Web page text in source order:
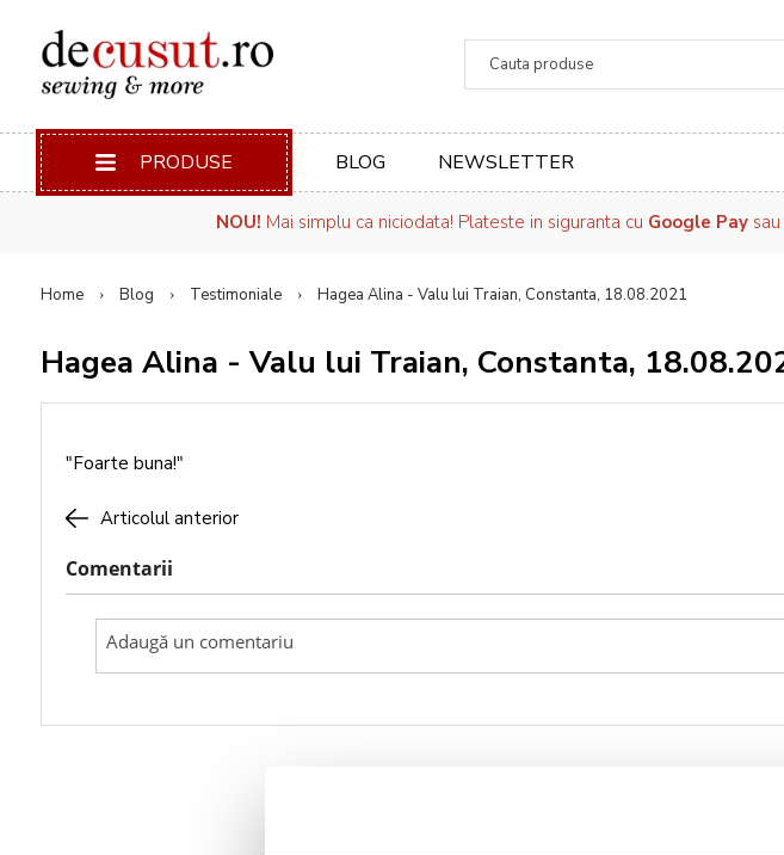
PRODUSE BLOG NEWSLETTER
NOU! Mai simplu ca niciodata! Plateste in siguranta cu Google Paysau
Home Blog Testimoniale Hagea Alina - Valu lui Traian, Constanta, 18.08.2021
Hagea Alina - Valu lui Traian, Constanta,
"Foarte buna!"
Articolul anterior
Comentarii